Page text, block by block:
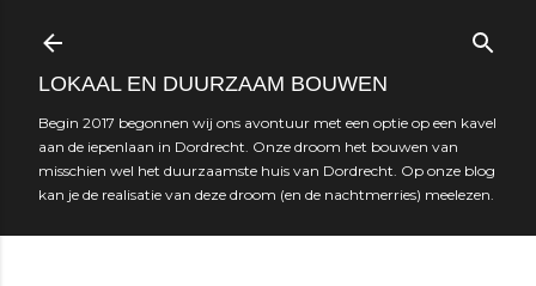
LOKAAL EN DUURZAAM BOUWEN
Begin 2017 begonnen wij ons avontuur met een optie op een kavel
aan de iepenlaan in Dordrecht. Onze droom het bouwen van
misschien wel het duurzaamste huis van Dordrecht. Op onze blog
kan je de realisatie van deze droom (en de nachtmerries) meelezen.